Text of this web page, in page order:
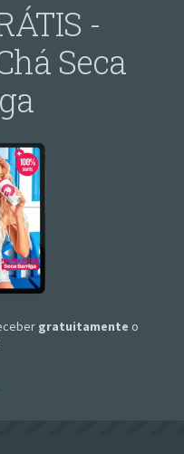
-
Seca
gratuitamente o